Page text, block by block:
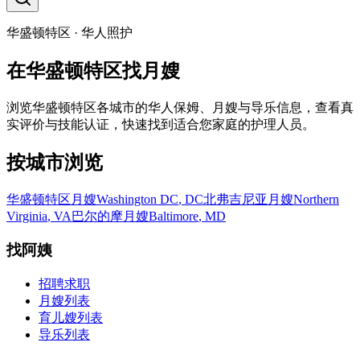
华盛顿特区 · 华人照护
在华盛顿特区找月嫂
浏览华盛顿特区各城市的华人保姆、月嫂与导乐信息，查看真
实评价与技能认证，快速找到适合您家庭的护理人员。
按城市浏览
华盛顿特区月嫂Washington DC, DC北弗吉尼亚月嫂Northern
Virginia, VA 巴尔的摩月嫂Baltimore, MD
找阿姨
招聘求职
月嫂列表
育儿嫂列表
导乐列表